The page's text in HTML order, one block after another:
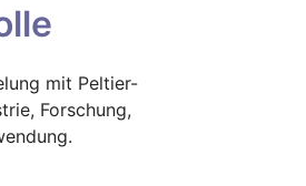
mit Peltier-
Forschung,